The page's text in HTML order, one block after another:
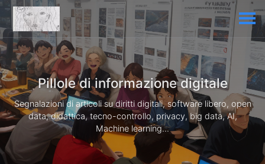
Pillole di informazione digitale
Segnalazioni di articoli su diritti digitali, software libero, open
data, didattica, tecno-controllo, privacy, big data, AI,
Machine learning...